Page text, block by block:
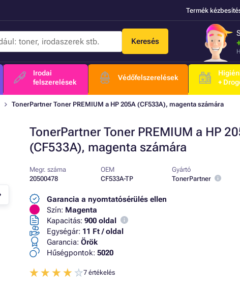
Termék
Keresés
Irodai
felszerelések
Védőfelszerelések
+
TonerPartner Toner PREMIUM a HP 205A (CF533A), magenta számára
TonerPartner Toner PREMIUM a HP
(CF533A), magenta számára
Megr. száma
20500478
OEM
CF533A-TP
Gyártó
TonerPartner
Garancia a nyomtatósérülés ellen
Szín: Magenta
Kapacitás: 900 oldal
Egységár: 11 Ft / oldal
Garancia: Örök
Hűségpontok: 5020
7 értékelés